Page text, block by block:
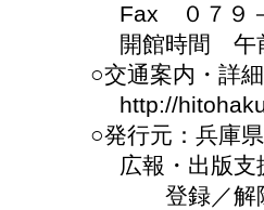
Fax ０７９－
開館時間 午前
○交通案内・詳
http://
○発行元：兵庫
広報・出版支
登録／解除